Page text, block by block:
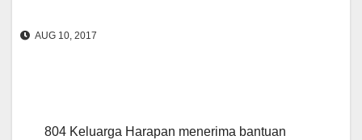
AUG 10, 2017
804 Keluarga Harapan menerima bantuan